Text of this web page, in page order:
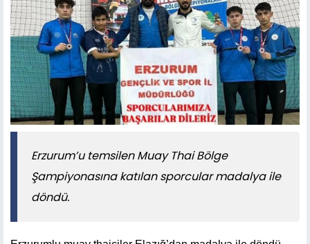
Erzurum’u temsilen Muay Thai Bölge
Şampiyonasına katılan sporcular madalya ile
döndü.